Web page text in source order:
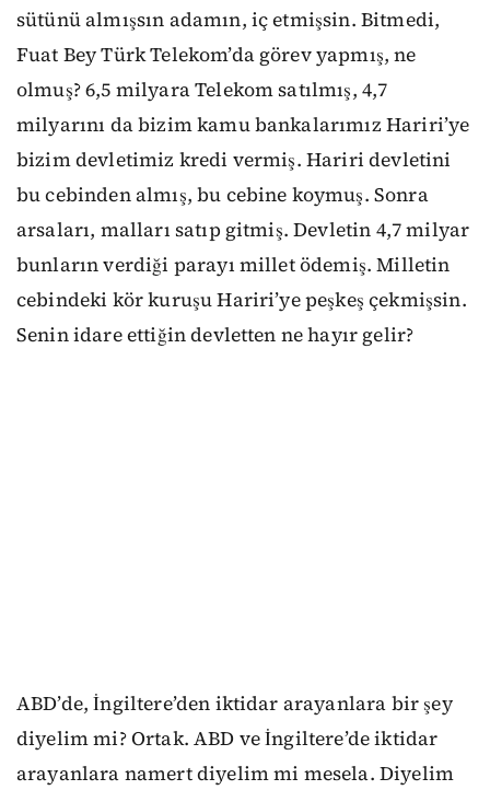
sütünü almışsın adamın, iç etmişsin. Bitmedi,
Fuat Bey Türk Telekom’da görev yapmış, ne
olmuş? 6,5 milyara Telekom satılmış, 4,7
milyarını da bizim kamu bankalarımız Hariri’ye
bizim devletimiz kredi vermiş. Hariri devletini
bu cebinden almış, bu cebine koymuş. Sonra
arsaları, malları satıp gitmiş. Devletin 4,7 milyar
bunların verdiği parayı millet ödemiş. Milletin
cebindeki kör kuruşu Hariri’ye peşkeş çekmişsin.
Senin idare ettiğin devletten ne hayır gelir?
ABD’de, İngiltere’den iktidar arayanlara bir şey
diyelim mi? Ortak. ABD ve İngiltere’de iktidar
arayanlara namert diyelim mi mesela. Diyelim